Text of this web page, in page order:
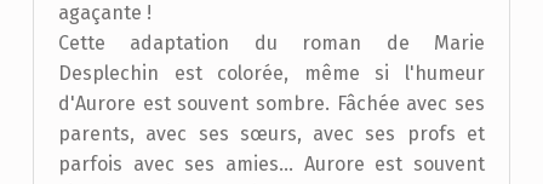
agaçante !
Cette adaptation du roman de Marie
Desplechin est colorée, même si l'humeur
d'Aurore est souvent sombre. Fâchée avec ses
parents, avec ses sœurs, avec ses profs et
parfois avec ses amies... Aurore est souvent